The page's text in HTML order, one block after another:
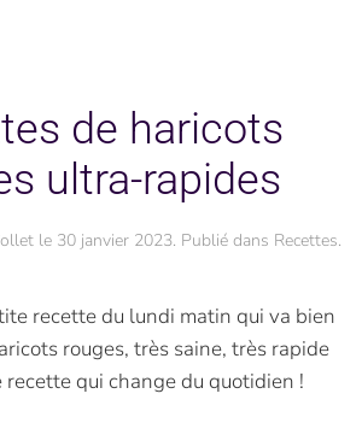
de haricots
ultra-rapides
le 30 janvier 2023. Publié dans Recettes.
recette du lundi matin qui va bien
rouges, très saine, très rapide
recette qui change du quotidien !